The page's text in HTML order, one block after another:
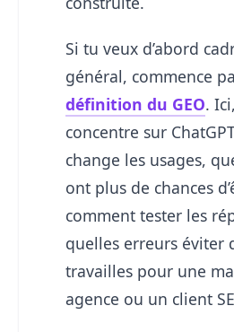
Si tu veux d’abord
général, commence
définition du GEO.
concentre sur
change les usages,
ont plus de chances
comment tester les
quelles erreurs éviter
travailles pour une
agence ou un client